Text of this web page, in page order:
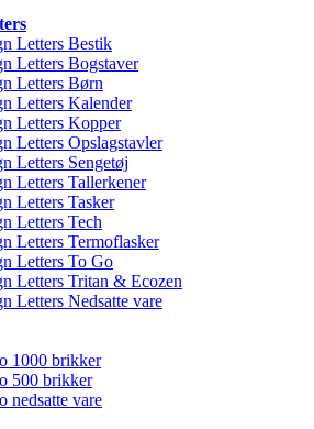
Letters Bestik
Letters Bogstaver
Letters Børn
Letters Kalender
Letters Kopper
Letters Opslagstavler
Letters Sengetøj
Letters Tallerkener
Letters Tasker
Letters Tech
Letters Termoflasker
Letters To Go
Letters Tritan & Ecozen
Letters Nedsatte vare
1000 brikker
500 brikker
nedsatte vare